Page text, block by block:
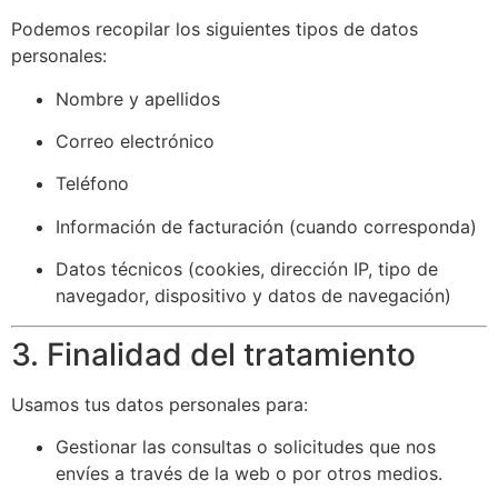
Podemos recopilar los siguientes tipos de datos
personales:
Nombre y apellidos
Correo electrónico
Teléfono
Información de facturación (cuando corresponda)
Datos técnicos (cookies, dirección IP, tipo de
navegador, dispositivo y datos de navegación)
3. Finalidad del tratamiento
Usamos tus datos personales para:
Gestionar las consultas o solicitudes que nos
envíes a través de la web o por otros medios.